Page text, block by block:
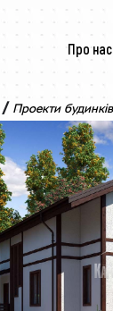
Про нас
/ Проекти